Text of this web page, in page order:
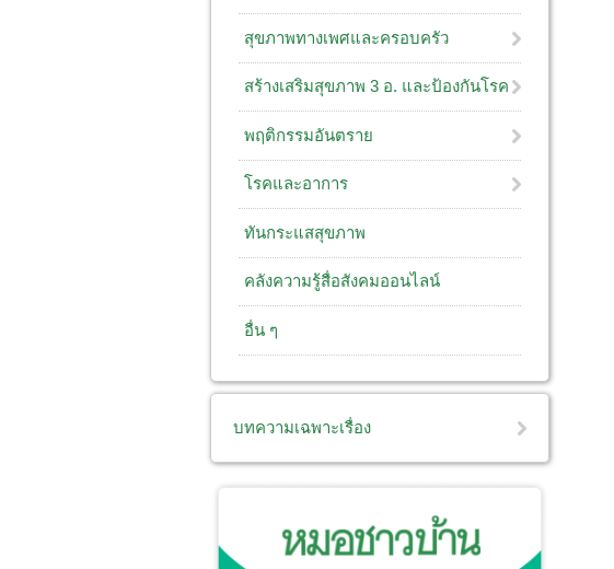
สุขภาพทางเพศและครอบครัว
สร้างเสริมสุขภาพ 3 อ. ​และป้องกันโรค
พฤติกรรมอันตราย
โรคและอาการ
ทันกระแสสุขภาพ
คลังความรู้สื่อสังคมออนไลน์
อื่น ๆ
บทความเฉพาะเรื่อง